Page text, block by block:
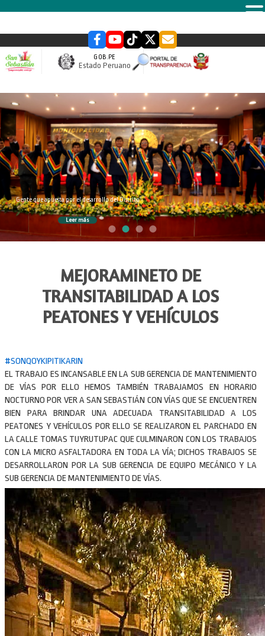
GOB.PE
Estado Peruano
slider
Gente que apuesta por el desarrollo del Distrito
Leer más
MEJORAMINETO DE
TRANSITABILIDAD A LOS
PEATONES Y VEHÍCULOS
#SONQOYKIPITIKARIN
EL TRABAJO ES INCANSABLE EN LA SUB GERENCIA DE MANTENIMIENTO
DE VÍAS POR ELLO HEMOS TAMBIÉN TRABAJAMOS EN HORARIO
NOCTURNO POR VER A SAN SEBASTIÁN CON VÍAS QUE SE ENCUENTREN
BIEN PARA BRINDAR UNA ADECUADA TRANSITABILIDAD A LOS
PEATONES Y VEHÍCULOS POR ELLO SE REALIZARON EL PARCHADO EN
LA CALLE TOMAS TUYRUTUPAC QUE CULMINARON CON LOS TRABAJOS
CON LA MICRO ASFALTADORA EN TODA LA VÍA; DICHOS TRABAJOS SE
DESARROLLARON POR LA SUB GERENCIA DE EQUIPO MECÁNICO Y LA
SUB GERENCIA DE MANTENIMIENTO DE VÍAS.